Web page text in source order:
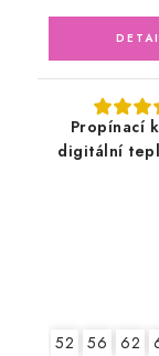
Propínací
digitální
52 56 62